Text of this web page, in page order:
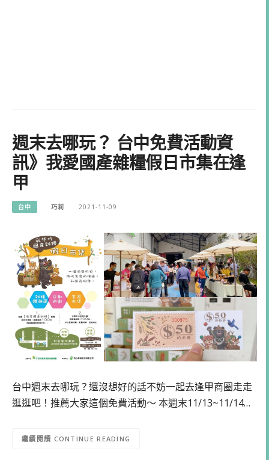
週末去哪玩？ 台中免費活動資
訊》我愛國產雜糧假日市集在逢
甲
台中 巧莉 2021-11-09
台中週末去哪玩？還沒想好的話不妨一起去逢甲商圈走走
逛逛吧！推薦大家這個免費活動～ 本週末11/13~11/14…
CONTINUE READING